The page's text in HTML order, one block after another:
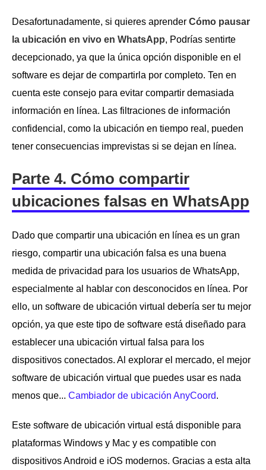
Desafortunadamente, si quieres aprender Cómo pausar
la ubicación en vivo en WhatsApp, Podrías sentirte
decepcionado, ya que la única opción disponible en el
software es dejar de compartirla por completo. Ten en
cuenta este consejo para evitar compartir demasiada
información en línea. Las filtraciones de información
confidencial, como la ubicación en tiempo real, pueden
tener consecuencias imprevistas si se dejan en línea.
Parte 4. Cómo compartir
ubicaciones falsas en WhatsApp
Dado que compartir una ubicación en línea es un gran
riesgo, compartir una ubicación falsa es una buena
medida de privacidad para los usuarios de WhatsApp,
especialmente al hablar con desconocidos en línea. Por
ello, un software de ubicación virtual debería ser tu mejor
opción, ya que este tipo de software está diseñado para
establecer una ubicación virtual falsa para los
dispositivos conectados. Al explorar el mercado, el mejor
software de ubicación virtual que puedes usar es nada
menos que... Cambiador de ubicación AnyCoord.
Este software de ubicación virtual está disponible para
plataformas Windows y Mac y es compatible con
dispositivos Android e iOS modernos. Gracias a esta alta